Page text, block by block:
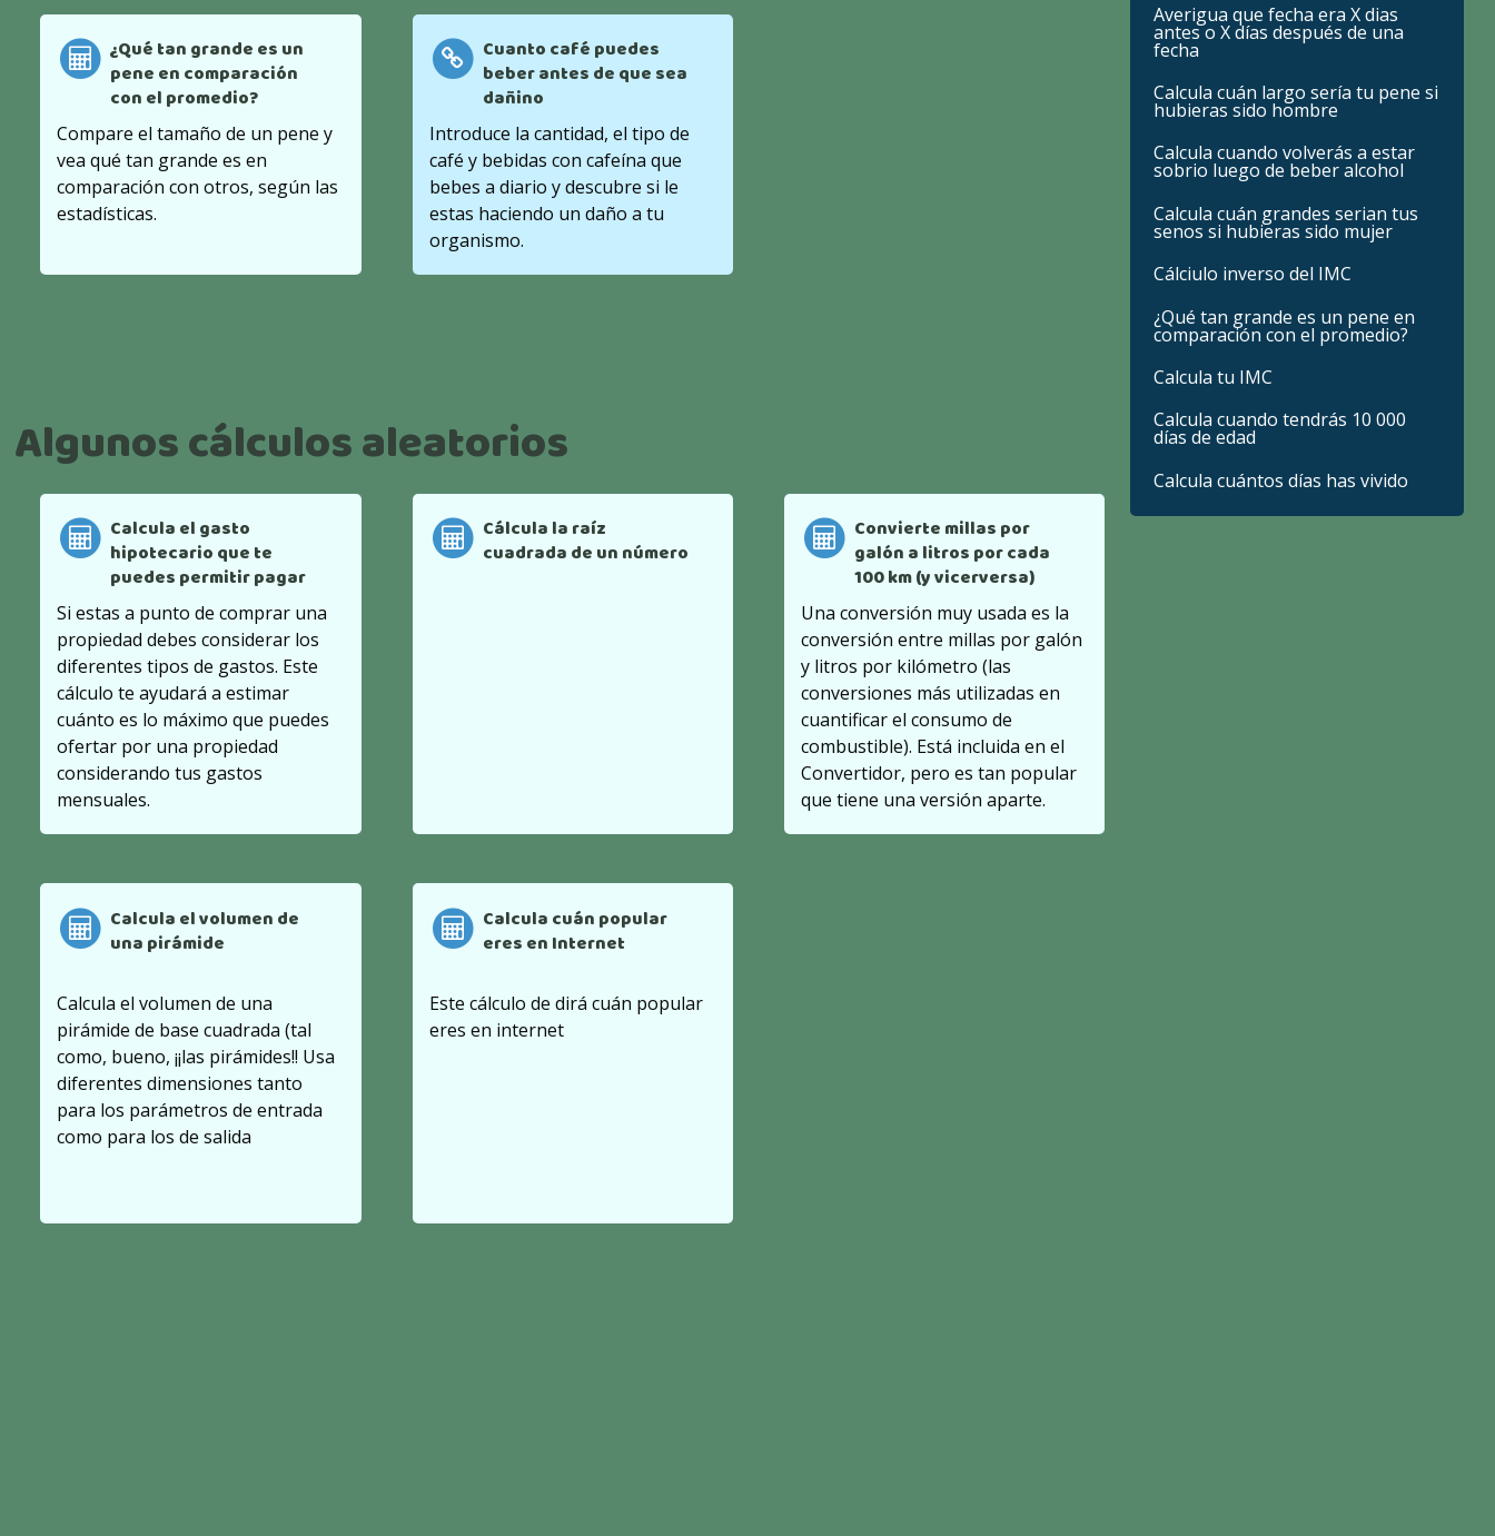
¿Qué tan grande es un
pene en comparación
con el promedio?
Compare el tamaño de un pene y
vea qué tan grande es en
comparación con otros, según las
estadísticas.
Cuanto café puedes
beber antes de que sea
dañino
Introduce la cantidad, el tipo de
café y bebidas con cafeína que
bebes a diario y descubre si le
estas haciendo un daño a tu
organismo.
Algunos cálculos aleatorios
Calcula el gasto
hipotecario que te
puedes permitir pagar
Si estas a punto de comprar una
propiedad debes considerar los
diferentes tipos de gastos. Este
cálculo te ayudará a estimar
cuánto es lo máximo que puedes
ofertar por una propiedad
considerando tus gastos
mensuales.
Cálcula la raíz
cuadrada de un número
Convierte millas por
galón a litros por cada
100 km (y vicerversa)
Una conversión muy usada es la
conversión entre millas por galón
y litros por kilómetro (las
conversiones más utilizadas en
cuantificar el consumo de
combustible). Está incluida en el
Convertidor, pero es tan popular
que tiene una versión aparte.
Calcula el volumen de
una pirámide
Calcula el volumen de una
pirámide de base cuadrada (tal
como, bueno, ¡¡las pirámides!! Usa
diferentes dimensiones tanto
para los parámetros de entrada
como para los de salida
Calcula cuán popular
eres en Internet
Este cálculo de dirá cuán popular
eres en internet
Averigua que fecha era X dias
antes o X días después de una
fecha
Calcula cuán largo sería tu pene si
hubieras sido hombre
Calcula cuando volverás a estar
sobrio luego de beber alcohol
Calcula cuán grandes serian tus
senos si hubieras sido mujer
Cálciulo inverso del IMC
¿Qué tan grande es un pene en
comparación con el promedio?
Calcula tu IMC
Calcula cuando tendrás 10 000
días de edad
Calcula cuántos días has vivido